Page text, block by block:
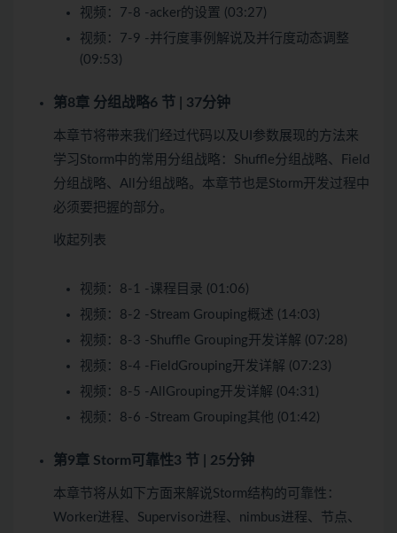
视频： 7-8 -acker的设置 (03:27)
视频： 7-9 -并行度事例解说及并行度动态调整
(09:53)
第8章 分组战略6 节 | 37分钟
本章节将带来我们经过代码以及UI参数展现的方法来
学习Storm中的常用分组战略：Shuffle分组战略、Field
分组战略、All分组战略。本章节也是Storm开发过程中
必须要把握的部分。
收起列表
视频： 8-1 -课程目录 (01:06)
视频： 8-2 -Stream Grouping概述 (14:03)
视频： 8-3 -Shuffle Grouping开发详解 (07:28)
视频： 8-4 -FieldGrouping开发详解 (07:23)
视频： 8-5 -AllGrouping开发详解 (04:31)
视频： 8-6 -Stream Grouping其他 (01:42)
第9章 Storm可靠性3 节 | 25分钟
本章节将从如下方面来解说Storm结构的可靠性：
Worker进程、Supervisor进程、nimbus进程、节点、